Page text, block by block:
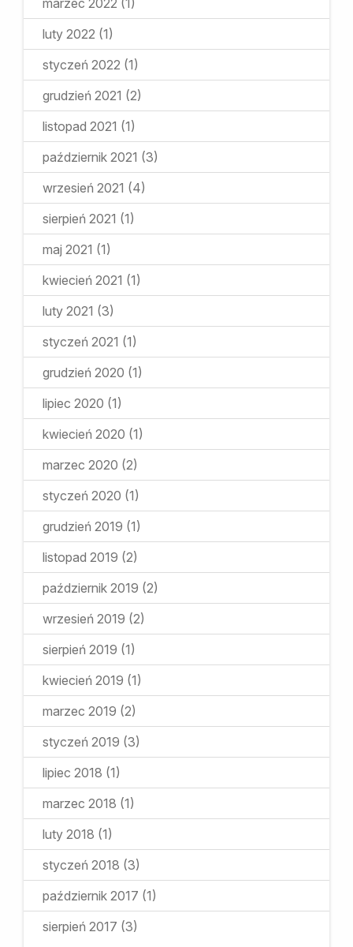
marzec 2022 (1)
luty 2022 (1)
styczeń 2022 (1)
grudzień 2021 (2)
listopad 2021 (1)
październik 2021 (3)
wrzesień 2021 (4)
sierpień 2021 (1)
maj 2021 (1)
kwiecień 2021 (1)
luty 2021 (3)
styczeń 2021 (1)
grudzień 2020 (1)
lipiec 2020 (1)
kwiecień 2020 (1)
marzec 2020 (2)
styczeń 2020 (1)
grudzień 2019 (1)
listopad 2019 (2)
październik 2019 (2)
wrzesień 2019 (2)
sierpień 2019 (1)
kwiecień 2019 (1)
marzec 2019 (2)
styczeń 2019 (3)
lipiec 2018 (1)
marzec 2018 (1)
luty 2018 (1)
styczeń 2018 (3)
październik 2017 (1)
sierpień 2017 (3)